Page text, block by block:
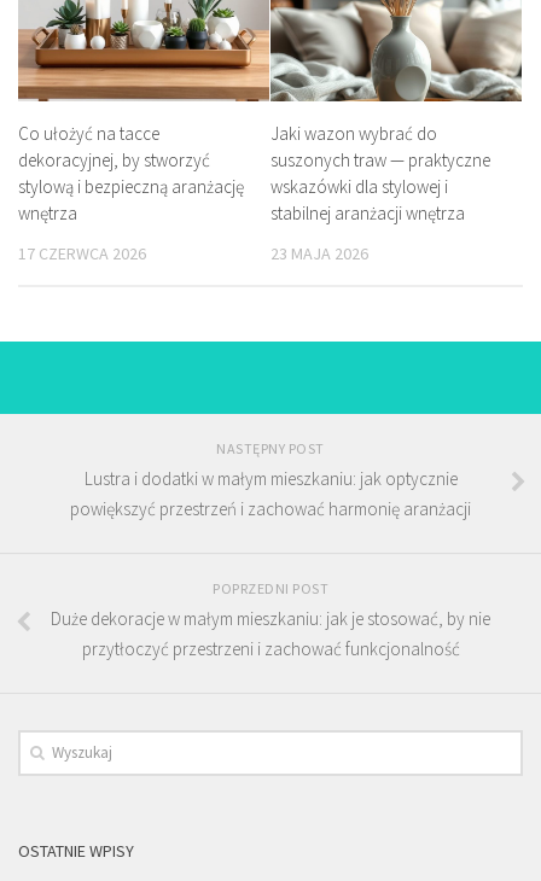
Co ułożyć na tacce
dekoracyjnej, by stworzyć
stylową i bezpieczną aranżację
wnętrza
17 CZERWCA 2026
Jaki wazon wybrać do
suszonych traw — praktyczne
wskazówki dla stylowej i
stabilnej aranżacji wnętrza
23 MAJA 2026
NASTĘPNY POST
Lustra i dodatki w małym mieszkaniu: jak optycznie
powiększyć przestrzeń i zachować harmonię aranżacji
POPRZEDNI POST
Duże dekoracje w małym mieszkaniu: jak je stosować, by nie
przytłoczyć przestrzeni i zachować funkcjonalność
OSTATNIE WPISY